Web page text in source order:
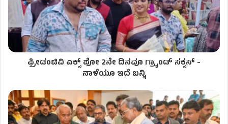
ಫ್ರೀಡಂಟಿವಿ ಎಕ್ಸ್ ಪೋ 2ನೇ ದಿನವೂ ಗ್ರ್ಯಾಂಡ್ ಸಕ್ಸಸ್ -
ನಾಳೆಯೂ ಇದೆ ಬನ್ನಿ